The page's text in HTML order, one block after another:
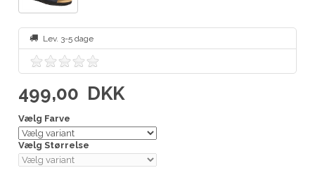
Lev. 3-5 dage
499,00 DKK
Vælg Farve
Vælg Størrelse